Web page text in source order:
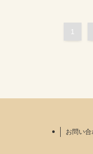
1
お問い合